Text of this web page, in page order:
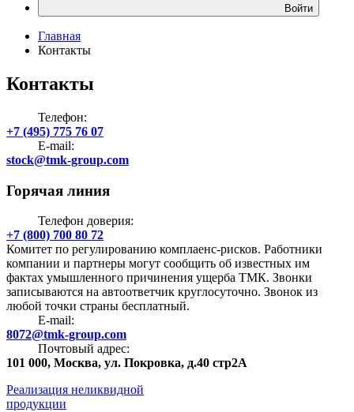
Войти
Главная
Контакты
Контакты
Телефон:
+7 (495) 775 76 07
E-mail:
stock@tmk-group.com
Горячая линия
Телефон доверия:
+7 (800) 700 80 72
Комитет по регулированию комплаенс-рисков. Работники
компании и партнеры могут сообщить об известных им
фактах умышленного причинения ущерба ТМК. Звонки
записываются на автоответчик круглосуточно. Звонок из
любой точки страны бесплатный.
E-mail:
8072@tmk-group.com
Почтовый адрес:
101 000, Москва, ул. Покровка, д.40 стр2А
Реализация неликвидной
продукции